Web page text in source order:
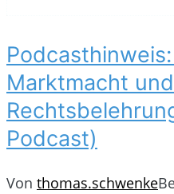
Marktmacht
Podcast)
Von thomas.schwenke